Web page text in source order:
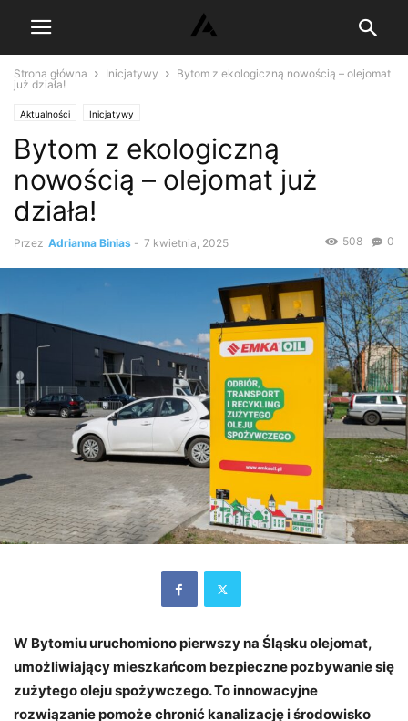
Strona główna Inicjatywy
Bytom z ekologiczną nowością – olejomat
już działa!
Aktualności Inicjatywy
Bytom z ekologiczną
nowością – olejomat już
działa!
Przez Adrianna Binias - 7 kwietnia, 2025 0
508
W Bytomiu uruchomiono pierwszy na Śląsku olejomat,
umożliwiający mieszkańcom bezpieczne pozbywanie się
zużytego oleju spożywczego. To innowacyjne
rozwiązanie pomoże chronić kanalizację i środowisko